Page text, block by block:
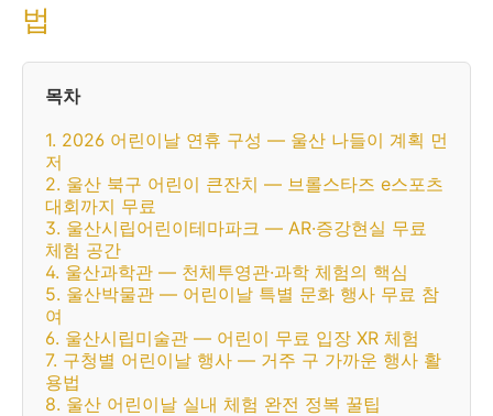
법
목차
1. 2026 어린이날 연휴 구성 — 울산 나들이 계획 먼
저
2. 울산 북구 어린이 큰잔치 — 브롤스타즈 e스포츠
대회까지 무료
3. 울산시립어린이테마파크 — AR·증강현실 무료
체험 공간
4. 울산과학관 — 천체투영관·과학 체험의 핵심
5. 울산박물관 — 어린이날 특별 문화 행사 무료 참
여
6. 울산시립미술관 — 어린이 무료 입장 XR 체험
7. 구청별 어린이날 행사 — 거주 구 가까운 행사 활
용법
8. 울산 어린이날 실내 체험 완전 정복 꿀팁